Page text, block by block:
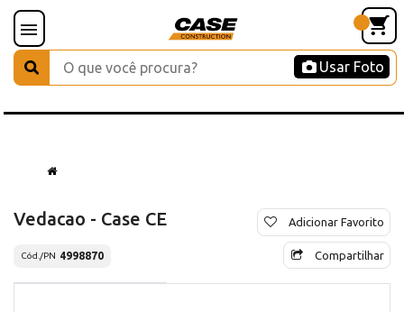
Usar Foto
Vedacao - Case CE
Cód./PN 4998870
Adicionar Favorito
Compartilhar